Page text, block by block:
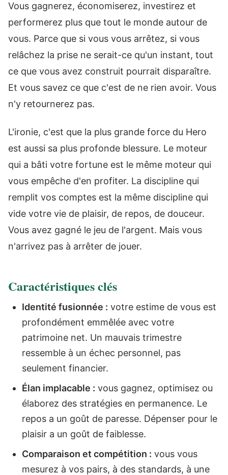
Vous gagnerez, économiserez, investirez et
performerez plus que tout le monde autour de
vous. Parce que si vous vous arrêtez, si vous
relâchez la prise ne serait-ce qu'un instant, tout
ce que vous avez construit pourrait disparaître.
Et vous savez ce que c'est de ne rien avoir. Vous
n'y retournerez pas.
L'ironie, c'est que la plus grande force du Hero
est aussi sa plus profonde blessure. Le moteur
qui a bâti votre fortune est le même moteur qui
vous empêche d'en profiter. La discipline qui
remplit vos comptes est la même discipline qui
vide votre vie de plaisir, de repos, de douceur.
Vous avez gagné le jeu de l'argent. Mais vous
n'arrivez pas à arrêter de jouer.
Caractéristiques clés
Identité fusionnée : votre estime de vous est
profondément emmêlée avec votre
patrimoine net. Un mauvais trimestre
ressemble à un échec personnel, pas
seulement financier.
Élan implacable : vous gagnez, optimisez ou
élaborez des stratégies en permanence. Le
repos a un goût de paresse. Dépenser pour le
plaisir a un goût de faiblesse.
Comparaison et compétition : vous vous
mesurez à vos pairs, à des standards, à une